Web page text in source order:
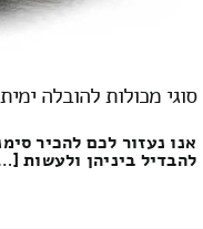
סוגי מכולות להובלה ימית
אנו נעזור לכם להכיר
להבדיל ביניהן ולעשות